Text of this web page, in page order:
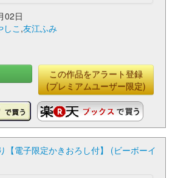
02日
しこ ,友江ふみ
この作品をアラート登録
(プレミアムユーザー限定)
【電子限定かきおろし付】 (ビーボーイ